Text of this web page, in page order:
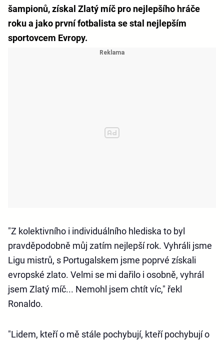
šampionů, získal Zlatý míč pro nejlepšího hráče
roku a jako první fotbalista se stal nejlepším
sportovcem Evropy.
"Z kolektivního i individuálního hlediska to byl
pravděpodobně můj zatím nejlepší rok. Vyhráli jsme
Ligu mistrů, s Portugalskem jsme poprvé získali
evropské zlato. Velmi se mi dařilo i osobně, vyhrál
jsem Zlatý míč... Nemohl jsem chtít víc," řekl
Ronaldo.
"Lidem, kteří o mě stále pochybují, kteří pochybují o